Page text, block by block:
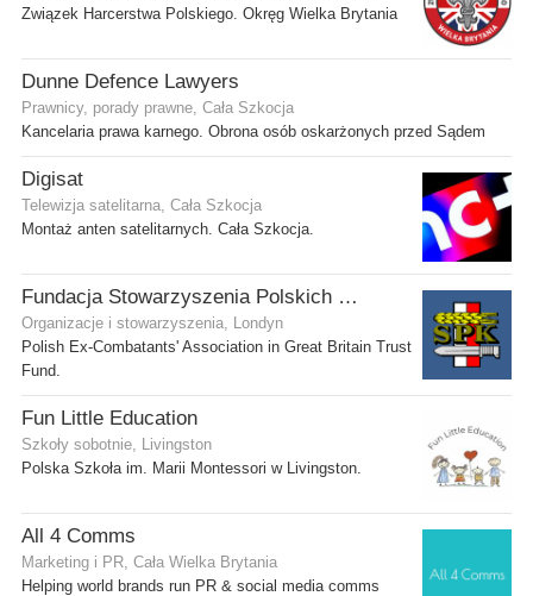
Związek Harcerstwa Polskiego. Okręg Wielka Brytania
Dunne Defence Lawyers
Prawnicy, porady prawne, Cała Szkocja
Kancelaria prawa karnego. Obrona osób oskarżonych przed Sądem
Digisat
Telewizja satelitarna, Cała Szkocja
Montaż anten satelitarnych. Cała Szkocja.
Fundacja Stowarzyszenia Polskich Kombatantów w Wielkiej Brytanii
Organizacje i stowarzyszenia, Londyn
Polish Ex-Combatants' Association in Great Britain Trust
Fund.
Fun Little Education
Szkoły sobotnie, Livingston
Polska Szkoła im. Marii Montessori w Livingston.
All 4 Comms
Marketing i PR, Cała Wielka Brytania
Helping world brands run PR & social media comms